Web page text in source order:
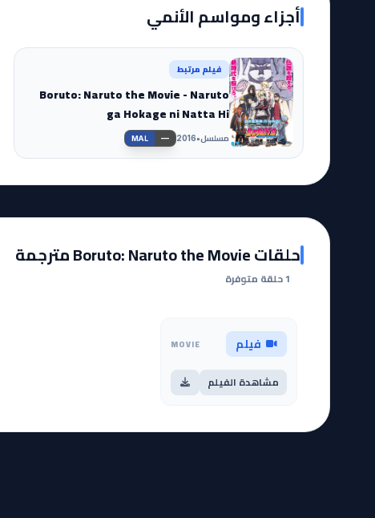
أجزاء ومواسم الأنمي
فيلم مرتبط
Boruto: Naruto the Movie - Naruto
ga Hokage ni Natta Hi
مسلسل•
2016
MAL —
حلقات Boruto: Naruto the Movie مترجمة
1 حلقة متوفرة
فيلم MOVIE
مشاهدة الفيلم